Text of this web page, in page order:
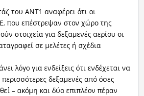
του ΑΝΤ1 αναφέρει ότι οι
που επέστρεψαν στον χώρο της
στοιχεία για δεξαμενές αερίου οι
σε μελέτες ή σχέδια
λόγο για ενδείξεις ότι ενδέχεται να
δεξαμενές από όσες
– ακόμη και δύο επιπλέον πέραν